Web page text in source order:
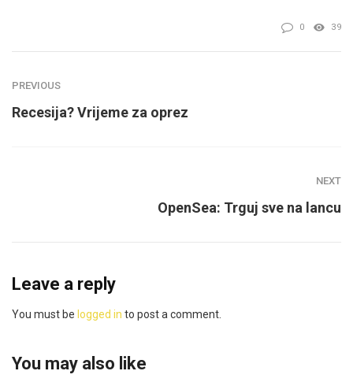
0 39
PREVIOUS
Recesija? Vrijeme za oprez
NEXT
OpenSea: Trguj sve na lancu
Leave a reply
You must be logged in to post a comment.
You may also like